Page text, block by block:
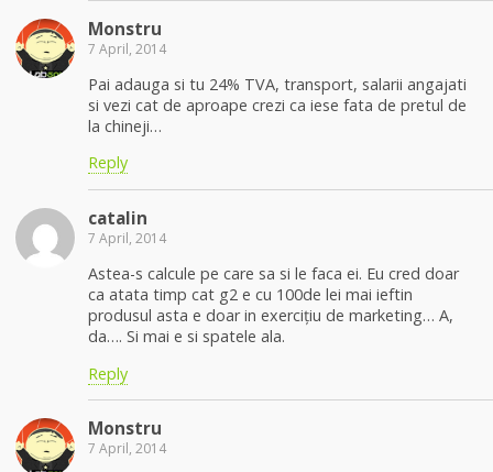
Monstru
7 April, 2014
Pai adauga si tu 24% TVA, transport, salarii angajati
si vezi cat de aproape crezi ca iese fata de pretul de
la chineji…
Reply
catalin
7 April, 2014
Astea-s calcule pe care sa si le faca ei. Eu cred doar
ca atata timp cat g2 e cu 100de lei mai ieftin
produsul asta e doar in exercițiu de marketing… A,
da…. Si mai e si spatele ala.
Reply
Monstru
7 April, 2014